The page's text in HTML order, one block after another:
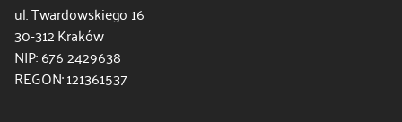
ul. Twardowskiego 16
30-312 Kraków
NIP: 676 2429638
REGON: 121361537